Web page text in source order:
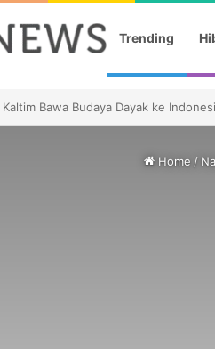
Trending
Cetak Gol, Indonesia Tetap Gagal
Home /